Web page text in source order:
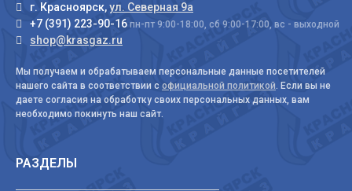
г. Красноярск,ул. Северная 9а
+7 (391) 223-90-16 пн-пт 9:00-18:00, сб 9:00-17:00, вс - выходной
shop@krasgaz.ru
Мы получаем и обрабатываем персональные данные посетителей
нашего сайта в соответствии с официальной политикой. Если вы не
даете согласия на обработку своих персональных данных, вам
необходимо покинуть наш сайт.
РАЗДЕЛЫ